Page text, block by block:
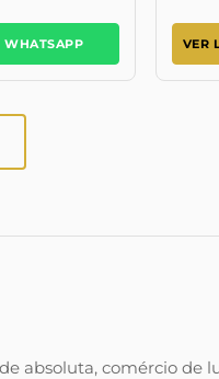
WHATSAPP VER
absoluta, comércio de